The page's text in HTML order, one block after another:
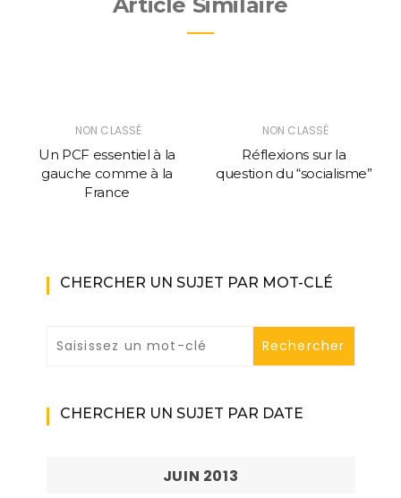
NON CLASSÉ
Un PCF essentiel à la
gauche comme à la
France
NON CLASSÉ
Réflexions sur la
question du “socialisme”
CHERCHER UN SUJET PAR MOT-CLÉ
CHERCHER UN SUJET PAR DATE
JUIN 2013